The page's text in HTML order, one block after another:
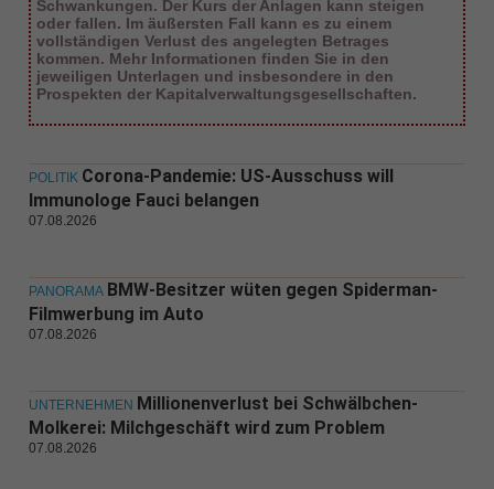
Schwankungen. Der Kurs der Anlagen kann steigen
oder fallen. Im äußersten Fall kann es zu einem
vollständigen Verlust des angelegten Betrages
kommen. Mehr Informationen finden Sie in den
jeweiligen Unterlagen und insbesondere in den
Prospekten der Kapitalverwaltungsgesellschaften.
POLITIK Corona-Pandemie: US-Ausschuss will
Immunologe Fauci belangen
07.08.2026
PANORAMA BMW-Besitzer wüten gegen Spiderman-
Filmwerbung im Auto
07.08.2026
UNTERNEHMEN Millionenverlust bei Schwälbchen-
Molkerei: Milchgeschäft wird zum Problem
07.08.2026